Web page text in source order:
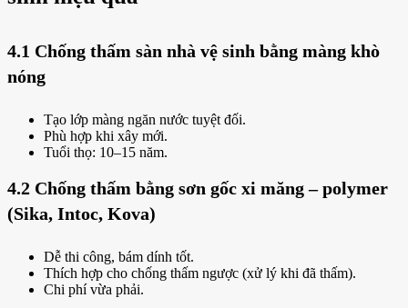
4.1 Chống thấm sàn nhà vệ sinh bằng màng khò
nóng
Tạo lớp màng ngăn nước tuyệt đối.
Phù hợp khi xây mới.
Tuổi thọ: 10–15 năm.
4.2 Chống thấm bằng sơn gốc xi măng – polymer
(Sika, Intoc, Kova)
Dễ thi công, bám dính tốt.
Thích hợp cho chống thấm ngược (xử lý khi đã thấm).
Chi phí vừa phải.